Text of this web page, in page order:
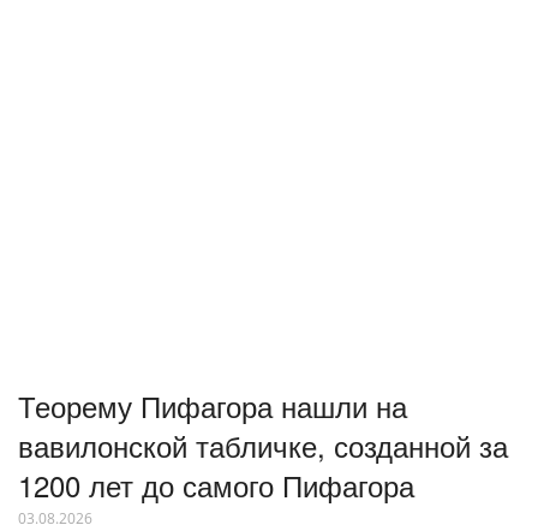
Теорему Пифагора нашли на
вавилонской табличке, созданной за
1200 лет до самого Пифагора
03.08.2026